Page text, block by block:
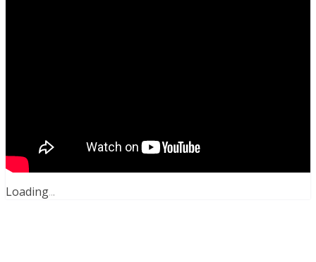
Loading...